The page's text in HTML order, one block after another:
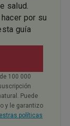
salud.
por su
guía
100 000
Puede
y le garantizo
políticas